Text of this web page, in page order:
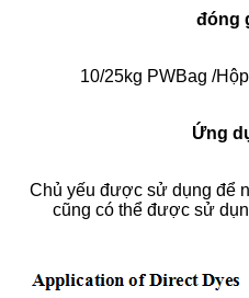
đóng
10/25kg PWBag /
Ứng
Chủ yếu được sử dụng để
cũng có thể được sử